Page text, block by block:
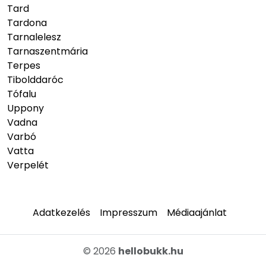
Tard
Tardona
Tarnalelesz
Tarnaszentmária
Terpes
Tibolddaróc
Tófalu
Uppony
Vadna
Varbó
Vatta
Verpelét
Adatkezelés Impresszum Médiaajánlat
© 2026 hellobukk.hu